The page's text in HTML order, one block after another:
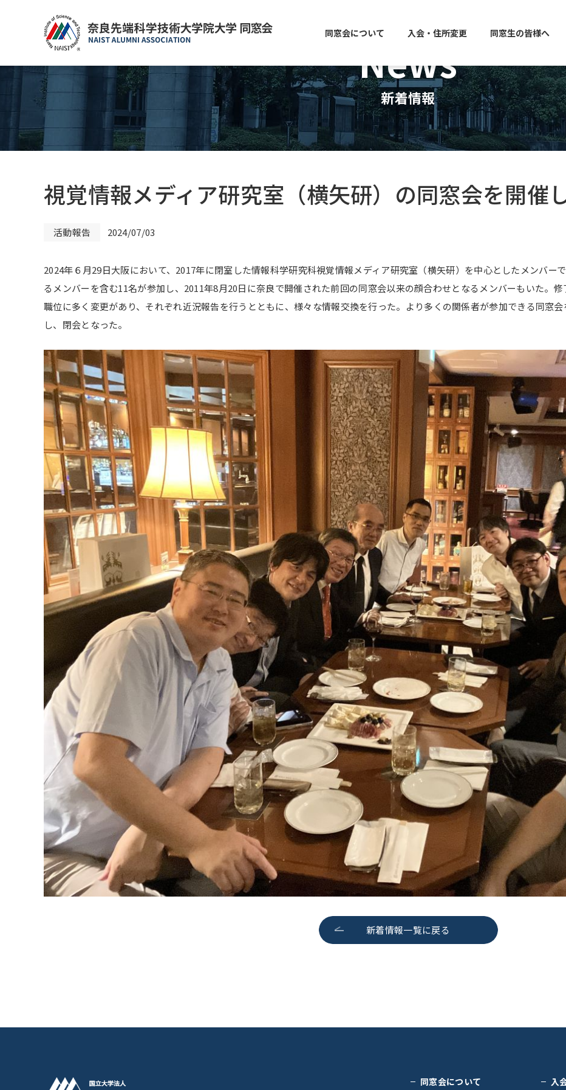
同窓会について 入会・住所変更 同窓生の皆様へ
News
新着情報
視覚情報メディア研究室（横矢研）の同窓会を開催
活動報告 2024/07/03
2024年６月29日大阪において、2017年に閉室した情報科学研究科視覚情報メディア研究室（横矢研）を中心としたメンバー
るメンバーを含む11名が参加し、2011年8月20日に奈良で開催された前回の同窓会以来の顔合わせとなるメンバーもいた。
職位に多く変更があり、それぞれ近況報告を行うとともに、様々な情報交換を行った。より多くの関係者が参加できる同窓
し、閉会となった。
新着情報一覧に戻る
同窓会について 入